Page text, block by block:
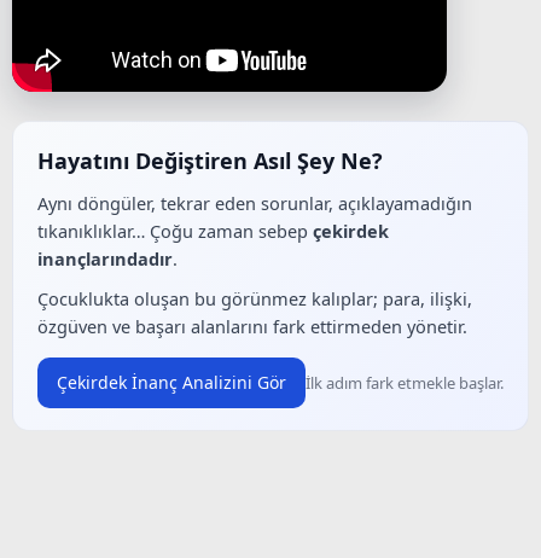
Hayatını Değiştiren Asıl Şey Ne?
Aynı döngüler, tekrar eden sorunlar, açıklayamadığın
tıkanıklıklar… Çoğu zaman sebep çekirdek
inançlarındadır.
Çocuklukta oluşan bu görünmez kalıplar; para, ilişki,
özgüven ve başarı alanlarını fark ettirmeden yönetir.
Çekirdek İnanç Analizini Gör İlk adım fark etmekle başlar.